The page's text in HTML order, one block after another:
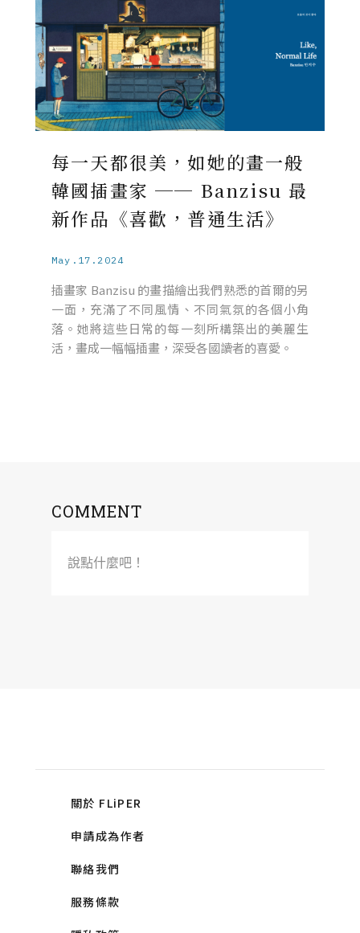
每一天都很美，如她的畫一般
韓國插畫家 ── Banzisu 最
新作品《喜歡，普通生活》
May.17.2024
插畫家 Banzisu 的畫描繪出我們熟悉的首爾的另
一面，充滿了不同風情、不同氣氛的各個小角
落。她將這些日常的每一刻所構築出的美麗生
活，畫成一幅幅插畫，深受各國讀者的喜愛。
COMMENT
說點什麼吧！
關於 FLiPER
申請成為作者
聯絡我們
服務條款